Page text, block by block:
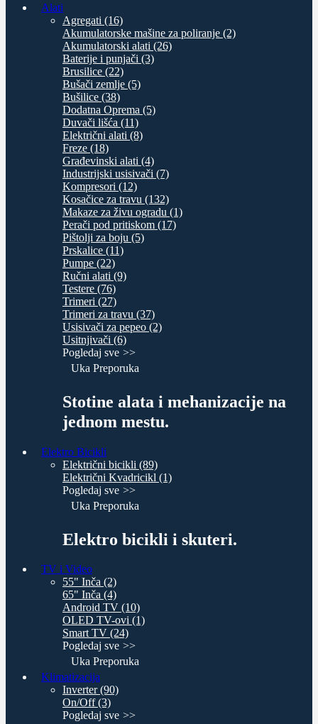
Alati
Agregati (16)
Akumulatorske mašine za poliranje (2)
Akumulatorski alati (26)
Baterije i punjači (3)
Brusilice (22)
Bušači zemlje (5)
Bušilice (38)
Dodatna Oprema (5)
Duvači lišća (11)
Električni alati (8)
Freze (18)
Građevinski alati (4)
Industrijski usisivači (7)
Kompresori (12)
Kosačice za travu (132)
Makaze za živu ogradu (1)
Perači pod pritiskom (17)
Pištolji za boju (5)
Prskalice (11)
Pumpe (22)
Ručni alati (9)
Testere (76)
Trimeri (27)
Trimeri za travu (37)
Usisivači za pepeo (2)
Usitnjivači (6)
Pogledaj sve
Uka Preporuka
Stotine alata i mehanizacije na
jednom mestu.
Elektro Bicikli
Električni bicikli (89)
Električni Kvadricikl (1)
Pogledaj sve
Uka Preporuka
Elektro bicikli i skuteri.
TV i Video
55" Inča (2)
65" Inča (4)
Android TV (10)
OLED TV-ovi (1)
Smart TV (24)
Pogledaj sve
Uka Preporuka
Klimatizacija
Inverter (90)
On/Off (3)
Pogledaj sve